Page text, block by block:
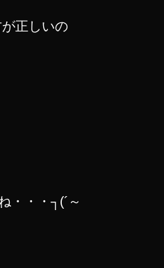
正しいの
・・・┐(´～